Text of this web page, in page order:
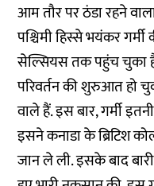
आम तौर पर ठंडा रहने
पश्चिमी हिस्से भयंकर
सेल्सियस तक पहुंच चुका
परिवर्तन की शुरुआत हो
वाले हैं. इस बार, गर्मी
इसने कनाडा के ब्रिटिश
जान ले ली. इसके बाद